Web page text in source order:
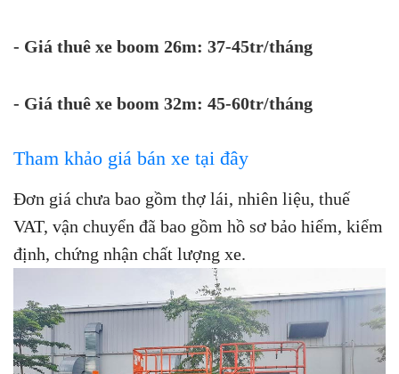
- Giá thuê xe boom 26m: 37-45tr/tháng
- Giá thuê xe boom 32m: 45-60tr/tháng
Tham khảo giá bán xe tại đây
Đơn giá chưa bao gồm thợ lái, nhiên liệu, thuế
VAT, vận chuyển đã bao gồm hồ sơ bảo hiểm, kiểm
định, chứng nhận chất lượng xe.